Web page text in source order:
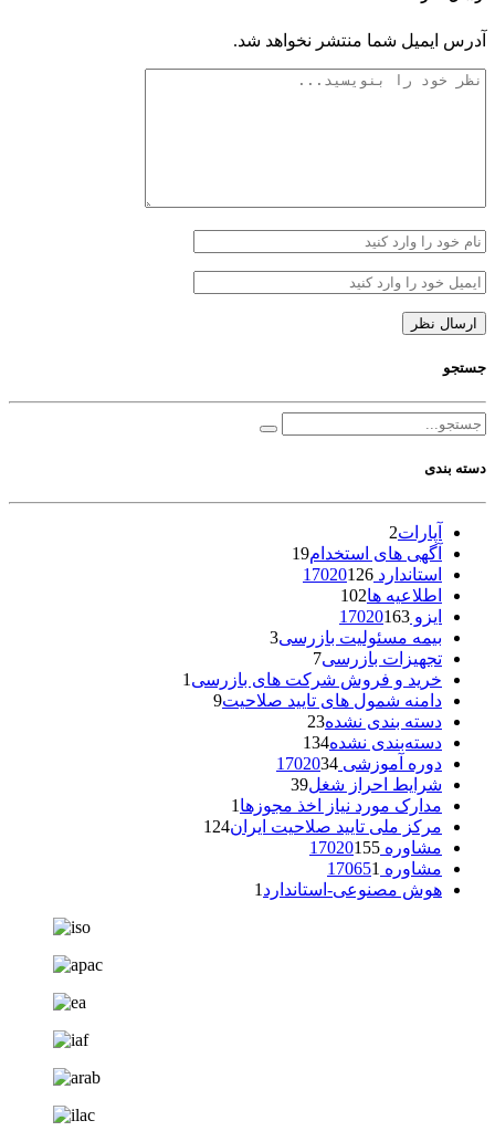
آدرس ایمیل شما منتشر نخواهد شد.
جستجو
دسته بندی
آپارات2
آگهی های استخدام19
استاندارد 17020 126
اطلاعیه ها102
ایزو 17020 163
بیمه مسئولیت بازرسی3
تجهیزات بازرسی7
خرید و فروش شرکت های بازرسی 1
دامنه شمول های تایید صلاحیت9
دسته بندی نشده23
دسته‌بندی نشده134
دوره آموزشی 17020 34
شرایط احراز شغل39
مدارک مورد نیاز اخذ مجوزها 1
مرکز ملی تایید صلاحیت ایران124
مشاوره 17020 155
مشاوره 17065 1
هوش مصنوعی-استاندارد 1